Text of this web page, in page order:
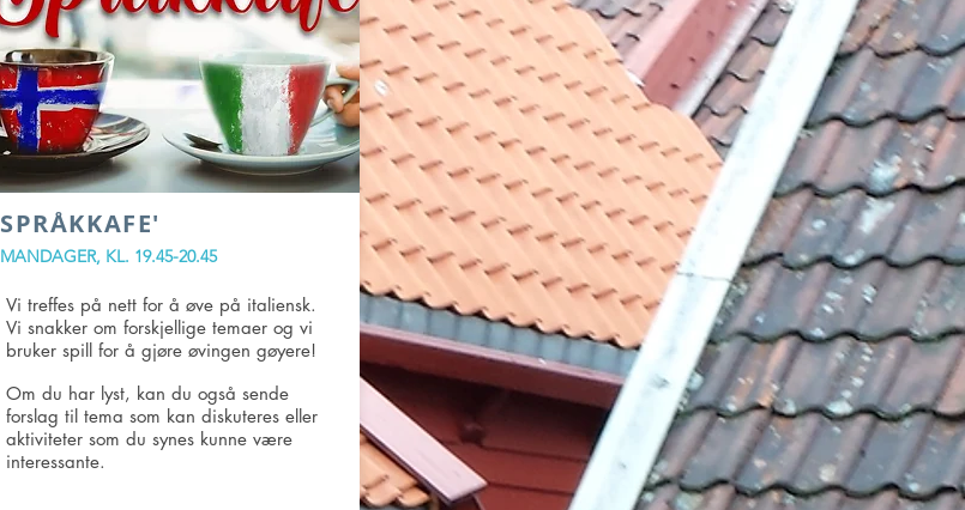
SPRÅKKAFE'
MANDAGER, KL. 19.45-20.45
Vi treffes på nett for å øve på italiensk.
Vi snakker om forskjellige temaer og vi
bruker spill for å gjøre øvingen gøyere!
Om du har lyst, kan du også sende
forslag til tema som kan diskuteres eller
aktiviteter som du synes kunne være
interessante.